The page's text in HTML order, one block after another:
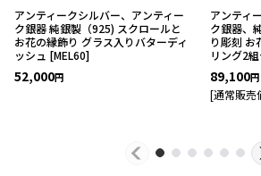
アンティークシルバー、アンティー
ク銀器 純銀製（925) スクロールと
お花の縁飾り グラス入りバターディ
ッシュ [MEL60]
52,000円
アンティ
ク銀器、
り彫刻 お
リング2
89,100円
[通常販売